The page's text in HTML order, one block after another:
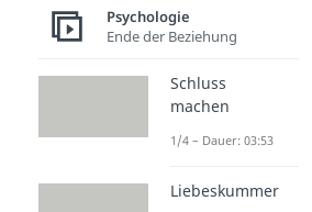
Psychologie
Ende der Beziehung
Schluss
machen
1/4 – Dauer: 03:53
Liebeskummer